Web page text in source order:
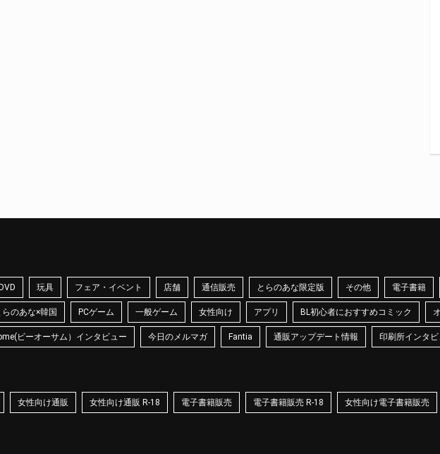
玩具 フェア・イベント 店舗 通信販売 とらのあな限定版 その他 電子書籍
らのあな×韓国 PCゲーム 一般ゲーム 女性向け アプリ BL初心者におすすめコミック
ビーオーサム）インタビュー 今日のメルマガ Fantia 通販アップデート情報 印刷所インタ
女性向け通販 女性向け通販 R-18 電子書籍販売 電子書籍販売 R-18 女性向け電子書籍販売